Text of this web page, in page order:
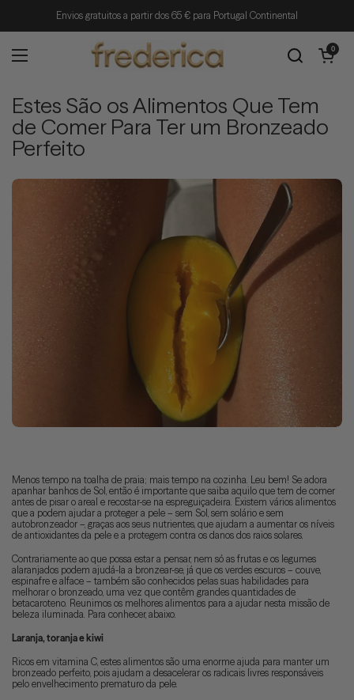
Envios gratuitos a partir dos 65 € para Portugal Continental
Abrir menu
Abrir
0
Estes São os Alimentos Que Tem
de Comer Para Ter um Bronzeado
Perfeito
Menos tempo na toalha de praia; mais tempo na cozinha. Leu bem! Se adora
apanhar banhos de Sol, então é importante que saiba aquilo que tem de comer
antes de pisar o areal e recostar-se na espreguiçadeira. Existem vários alimentos
que a podem ajudar a proteger a pele – sem Sol, sem solário e sem
autobronzeador –, graças aos seus nutrientes, que ajudam a aumentar os níveis
de antioxidantes da pele e a protegem contra os danos dos raios solares.
Contrariamente ao que possa estar a pensar, nem só as frutas e os legumes
alaranjados podem ajudá-la a bronzear-se, já que os verdes escuros – couve,
espinafre e alface – também são conhecidos pelas suas habilidades para
melhorar o bronzeado, uma vez que contêm grandes quantidades de
betacaroteno. Reunimos os melhores alimentos para a ajudar nesta missão de
beleza iluminada. Para conhecer, abaixo.
Laranja, toranja e kiwi
Ricos em vitamina C, estes alimentos são uma enorme ajuda para manter um
bronzeado perfeito, pois ajudam a desacelerar os radicais livres responsáveis
pelo envelhecimento prematuro da pele.